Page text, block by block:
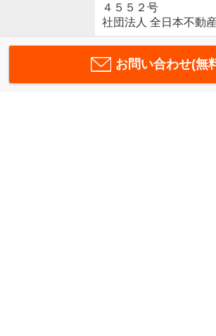
４５５２号
社団法人 全日本不動
お問い合わせ(無